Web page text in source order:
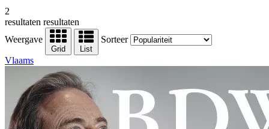
2
resultaten resultaten
Weergave
Grid List
Sorteer
Vlaams